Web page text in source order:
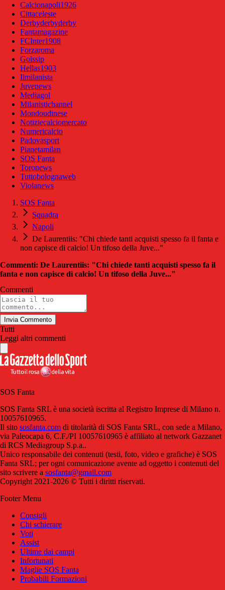
Calcionapoli1926
Cittaceleste
Derbyderbyderby
Fantamagazine
FCInter1908
Forzaroma
Golssip
Hellas1903
Ilmilanista
Juvenews
Mediagol
Milanistichannel
Mondoudinese
Notiziecalciomercato
Numericalcio
Padovasport
Pianetamilan
SOS Fanta
Toronews
Tuttobolognaweb
Violanews
SOS Fanta
Squadra
Napoli
De Laurentiis: "Chi chiede tanti acquisti spesso fa il fanta e
non capisce di calcio! Un tifoso della Juve..."
Commenti: De Laurentiis: "Chi chiede tanti acquisti spesso fa il
fanta e non capisce di calcio! Un tifoso della Juve..."
Commenti
Invia Commento
Tutti
Leggi altri commenti
SOS Fanta
SOS Fanta SRL è una società iscritta al Registro Imprese di Milano n.
10057610965.
Il sito sosfanta.com di titolarità di SOS Fanta SRL, con sede a Milano,
via Paleocapa 6, C.F./PI 10057610965 è affiliato al network Gazzanet
di RCS Mediagroup S.p.a..
Unico responsabile dei contenuti (testi, foto, video e grafiche) è SOS
Fanta SRL; per ogni comunicazione avente ad oggetto i contenuti del
sito scrivere a sosfanta@gmail.com
Copyright 2021-2026 © Tutti i diritti riservati.
Footer Menu
Consigli
Chi schierare
Voti
Assist
Ultime dai campi
Infortunati
Maglie SOS Fanta
Probabili Formazioni